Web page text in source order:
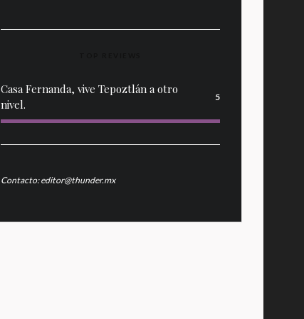
Casa Fernanda, vive Tepoztlán a otro
nivel.
5
Contacto: editor@thunder.mx